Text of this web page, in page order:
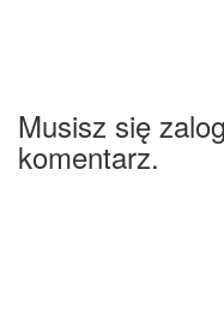
Musisz się
komentarz.